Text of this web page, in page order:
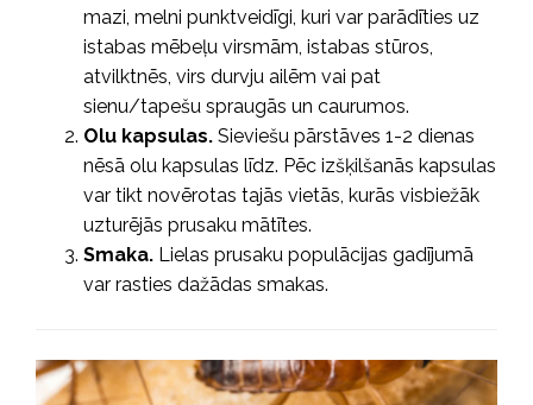
mazi, melni punktveidīgi, kuri var parādīties uz
istabas mēbeļu virsmām, istabas stūros,
atvilktnēs, virs durvju ailēm vai pat
sienu/tapešu spraugās un caurumos.
Olu kapsulas. Sieviešu pārstāves 1-2 dienas
nēsā olu kapsulas līdz. Pēc izšķilšanās kapsulas
var tikt novērotas tajās vietās, kurās visbiežāk
uzturējās prusaku mātītes.
Smaka. Lielas prusaku populācijas gadījumā
var rasties dažādas smakas.